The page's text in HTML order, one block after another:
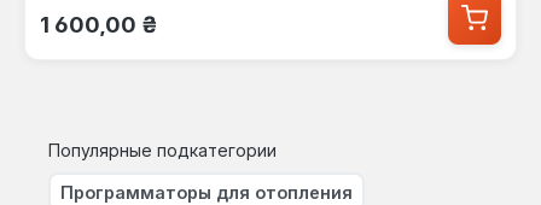
Обычная цена:
1 600,00 ₴
Популярные подкатегории
Программаторы для отопления